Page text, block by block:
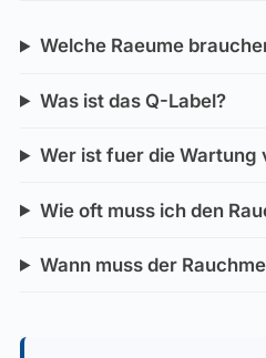
Welche Raeume
Was ist das Q-Label?
Wer ist fuer die
Wie oft muss ich den
Wann muss der